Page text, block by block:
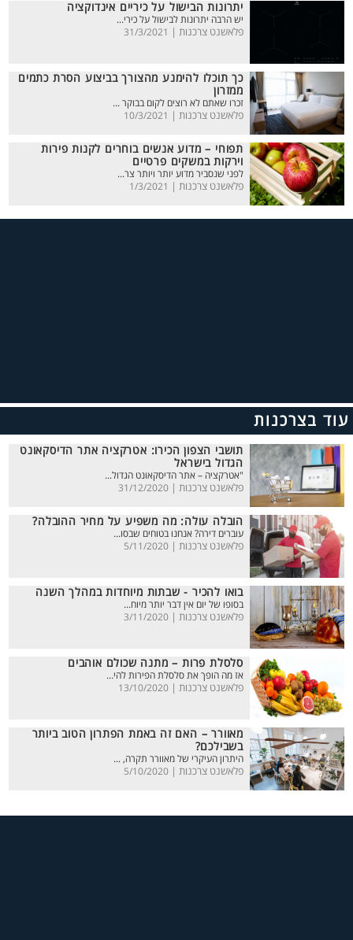
יתרונות הבישול על כיריים אינדוקציה
יש הרבה יתרונות לבישול על כירי...
פלאשנט צרכנות | 31/3/2021
כך תוכלו להימנע מהצורך בביצוע הסרת כתמים
ממזרון
זכרו שאתם לא רוצים לקום בבוקר ...
פלאשנט צרכנות | 10/3/2021
תפוחי – מדוע אנשים בוחרים לקנות פירות
וירקות במשקים פרטיים
לפני שנסביר מדוע יותר ויותר צר...
פלאשנט צרכנות | 1/3/2021
עוד בצרכנות
תושבי הצפון הכירו: אטרקציה אתר הדיסקאונט
הגדול בישראל
"אטרקציה – אתר הדיסקאונט הגדול...
פלאשנט צרכנות | 31/12/2020
הובלה עולה: מה משפיע על מחיר ההובלה?
עוברים דירה? אנחנו בטוחים שבסו...
פלאשנט צרכנות | 5/11/2020
בואו להכיר - שבתות מיוחדות במהלך השנה
בסופו של יום אין דבר יותר מיוח...
פלאשנט צרכנות | 3/11/2020
סלסלת פרות – מתנה שכולם אוהבים
אז מה הופך את סלסלת הפירות להי...
פלאשנט צרכנות | 13/10/2020
מאוורר – האם זה באמת הפתרון הטוב ביותר
בשבילכם?
היתרון העיקרי של מאוורר תקרה, ...
פלאשנט צרכנות | 5/10/2020